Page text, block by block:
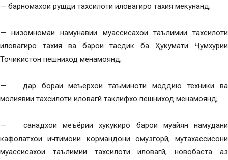
— барномахои рушди тахсилоти иловагиро тахия мекунанд;
— низомномаи намунавии муассисахои таълимии тахсилоти
иловагиро тахия ва барои тасдик ба Ҳукумати Ҷумхурии
Точикистон пешниход менамоянд;
— дар бораи меъёрхои таъминоти моддию техники ва
молиявии тахсилоти иловагй таклифхо пешниход менамоянд;
— санадхои меъёрии хукукиро барои муайян намудани
кафолатхои ичтимоии кормандони омузгорй, мутахассисони
муассисахои таълимии тахсилоти иловагй, новобаста аз